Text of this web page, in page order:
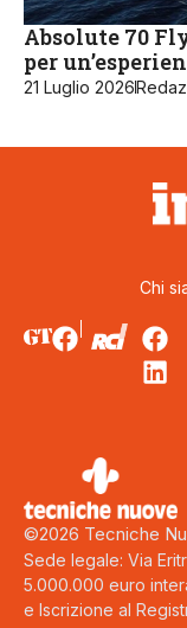
Absolute 70
per
21 Luglio 2026
Chi
©2026 Tecniche
Sede legale: Via
5.000.000 euro
e Iscrizione al